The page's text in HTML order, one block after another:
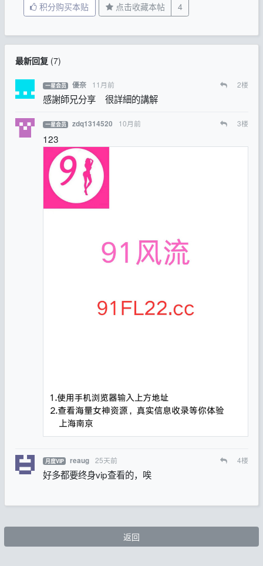
积分购买本贴 点击收藏本帖 4
最新回复(7)
一星会员 優奈 11月前 2楼
感謝師兄分享 很詳細的講解
一星会员 zdq1314520 10月前 3楼
123
月度VIP reaug 25天前 4楼
好多都要终身vip查看的，唉
返回